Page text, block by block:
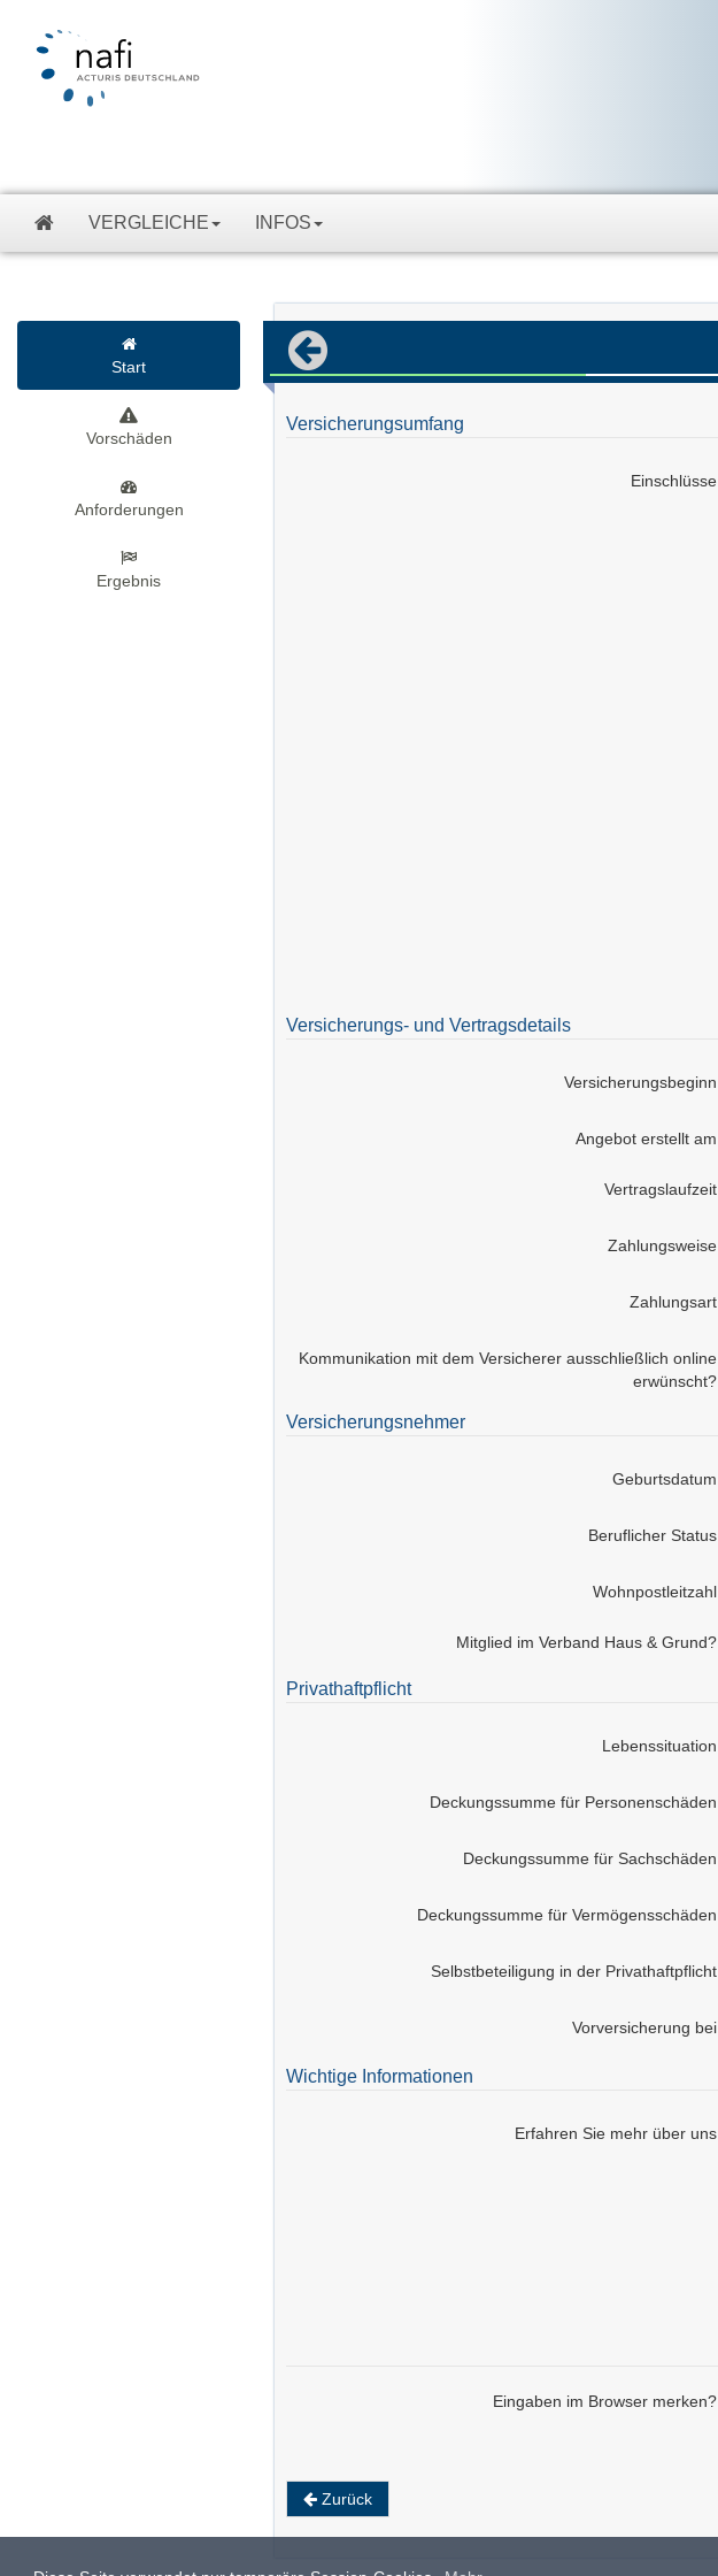
VERGLEICHE INFOS
Start
Vorschäden
Anforderungen
Ergebnis
Versicherungsumfang
Einschlüsse
Versicherungs- und Vertragsdetails
Versicherungsbeginn
Angebot erstellt am
Vertragslaufzeit
Zahlungsweise
Zahlungsart
Kommunikation mit dem Versicherer ausschließlich online
erwünscht?
Versicherungsnehmer
Geburtsdatum
Beruflicher Status
Wohnpostleitzahl
Mitglied im Verband Haus & Grund?
Privathaftpflicht
Lebenssituation
Deckungssumme für Personenschäden
Deckungssumme für Sachschäden
Deckungssumme für Vermögensschäden
Selbstbeteiligung in der Privathaftpflicht
Vorversicherung bei
Wichtige Informationen
Erfahren Sie mehr über uns
Eingaben im Browser merken?
Zurück